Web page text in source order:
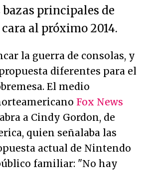
bazas principales de
al próximo 2014.
la guerra de consolas, y
diferentes para el
El medio
Fox News
a Cindy Gordon, de
quien señalaba las
actual de Nintendo
familiar: "No hay